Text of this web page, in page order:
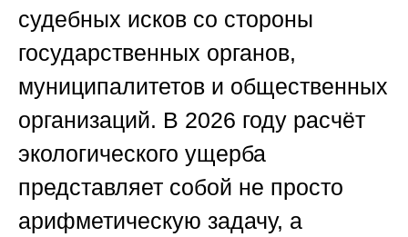
судебных исков со стороны
государственных органов,
муниципалитетов и общественных
организаций. В 2026 году расчёт
экологического ущерба
представляет собой не просто
арифметическую задачу, а